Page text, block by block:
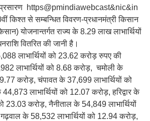
प्रसारण https@pmindiawebcast&nic&in
किश्त से सम्बन्धित विवरण-प्रधानमंत्री किसान
योजनान्तर्गत राज्य के 8.29 लाख लाभार्थियों
वितरित की जानी है।
लाभार्थियों को 23.62 करोड़ रुपए की
लाभार्थियों को 8.68 करोड़, चमोली के
करोड़, चंपावत के 37,699 लाभार्थियों को
लाभार्थियों को 12.07 करोड़, हरिद्वार के
23.03 करोड़, नैनीताल के 54,849 लाभार्थियों
के 58,532 लाभार्थियों को 12.94 करोड़,